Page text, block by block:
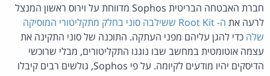
חברת האבטחה הבריטית Sophos מדווחת על וירוס ראשון המנצל
לרעה את
ה- Root Kit ששילבה סוני בחלק מתקליטורי המוסיקה
שלה כדי להגן עליהם מפני העתקה. התוכנה של סוני התקינה את
עצמה אוטומטית במחשב שבו נוגנו התקליטורים, מבלי שרוכשי
הדיסקים יהיו מודעים לקיומה. על פי Sophos, גולשים רבים קיבלו